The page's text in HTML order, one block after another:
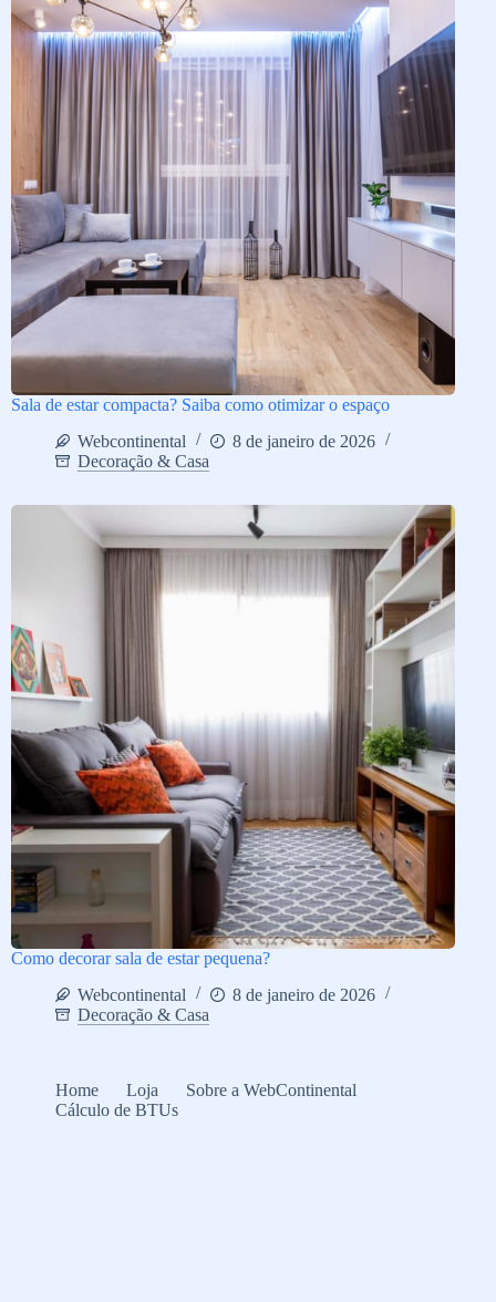
Sala de estar compacta? Saiba como otimizar o espaço
Webcontinental
8 de janeiro de 2026
Decoração & Casa
Como decorar sala de estar pequena?
Webcontinental
8 de janeiro de 2026
Decoração & Casa
Home Loja
Sobre a WebContinental
Cálculo de BTUs